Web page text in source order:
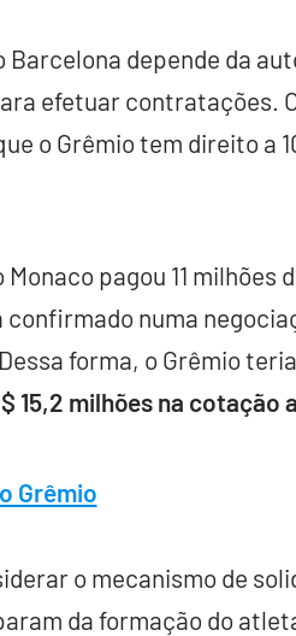
Barcelona depende da
efetuar contratações.
o Grêmio tem direito a
pagou 11 milhões
numa
forma, o Grêmio
15,2 milhões na cotação
Grêmio
o mecanismo de
da formação do